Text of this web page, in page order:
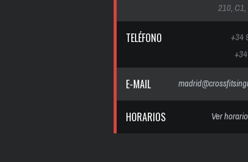
210,
TELÉFONO
+34
E-MAIL
HORARIOS Ver